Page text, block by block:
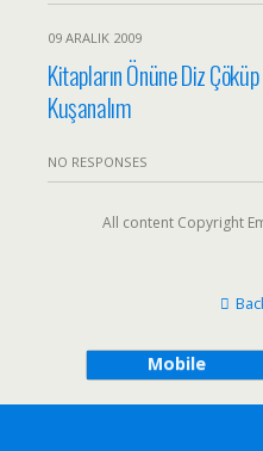
09 ARALIK 2009
Kitapların Önüne Diz
Kuşanalım
NO RESPONSES
All content Copyright
Mobile